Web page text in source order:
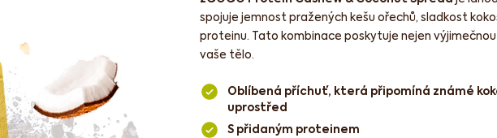
spojuje jemnost pražených kešu ořechů, sladkost
proteinu. Tato kombinace poskytuje nejen
vaše tělo.​
Oblíbená příchuť, která připomíná známé
uprostřed
S přidaným proteinem